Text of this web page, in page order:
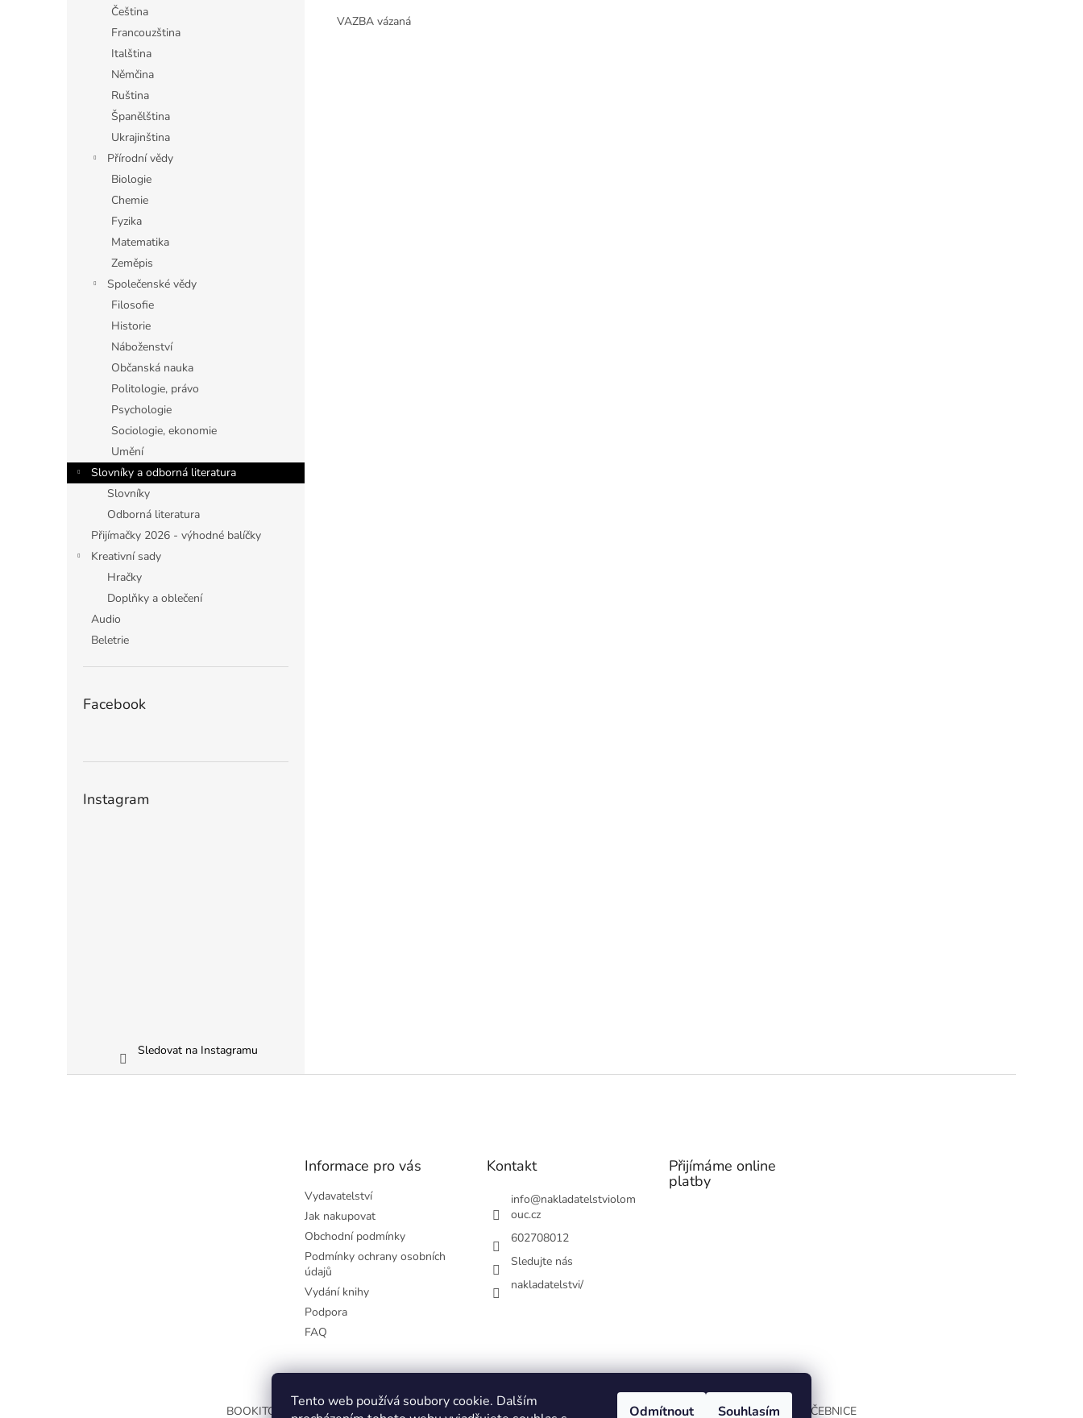
Tento web používá soubory cookie. Dalším
Odmítnout Souhlasím
Čeština
Francouzština
Italština
Němčina
Ruština
Španělština
Ukrajinština
Přírodní vědy
Biologie
Chemie
Fyzika
Matematika
Zeměpis
Společenské vědy
Filosofie
Historie
Náboženství
Občanská nauka
Politologie, právo
Psychologie
Sociologie, ekonomie
Umění
Slovníky a odborná literatura
Slovníky
Odborná literatura
Přijímačky 2026 - výhodné balíčky
Kreativní sady
Hračky
Doplňky a oblečení
Audio
Beletrie
Facebook
Instagram
Sledovat na Instagramu
VAZBA vázaná
Informace pro vás
Vydavatelství
Jak nakupovat
Obchodní podmínky
Podmínky ochrany osobních
údajů
Vydání knihy
Podpora
FAQ
Kontakt
info@nakladatelstviolom
ouc.cz
602708012
Sledujte nás
nakladatelstvi/
Přijímáme online
platby
BOOKITOO.CZ SYNAPSO APLIKACE STRÁNKY VYDAVATELSTVÍ EDIČNÍ PLÁN PRO ŠKOLY INTERAKTIVNÍ UČEBNICE